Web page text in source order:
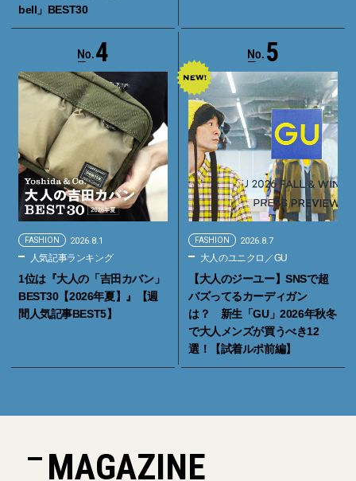
bell」BEST30
4
FASHION 2026.8.1
人気記事ランキング
1位は『大人の「吉田カバン」
BEST30【2026年夏】』【週
間人気記事BEST5】
5
FASHION 2026.8.7
大人のユニクロ／GU
【大人のジーユー】SNSで超
バズってるカーディガン
は？ 新生「GU」2026年秋冬
で大人メンズが買うべき12
選！【試着ルポ前編】
MAGAZINE